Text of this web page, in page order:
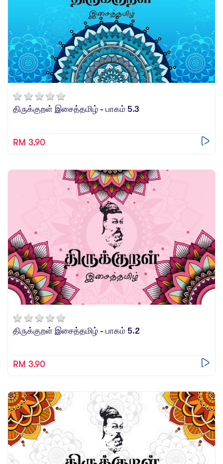
திருக்குறள் இசைத்தமிழ் - பாகம் 5.3
RM 3.90
திருக்குறள் இசைத்தமிழ் - பாகம் 5.2
RM 3.90